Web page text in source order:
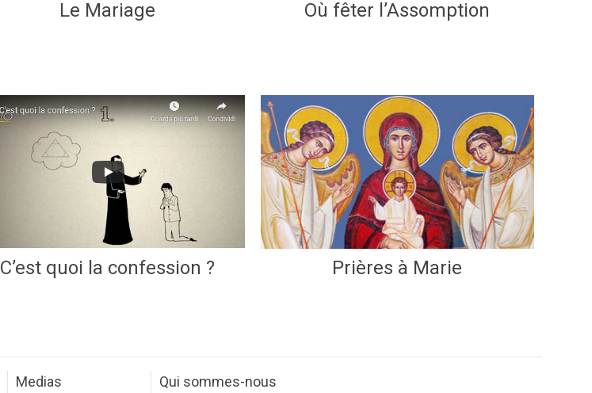
Le Mariage Où fêter l’Assomption
C’est quoi la confession ? Prières à Marie
Medias
Qui sommes-nous